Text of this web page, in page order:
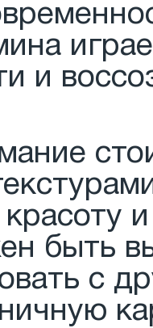
и
быть
с